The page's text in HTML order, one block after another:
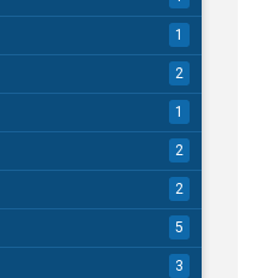
1
2
1
2
2
5
3